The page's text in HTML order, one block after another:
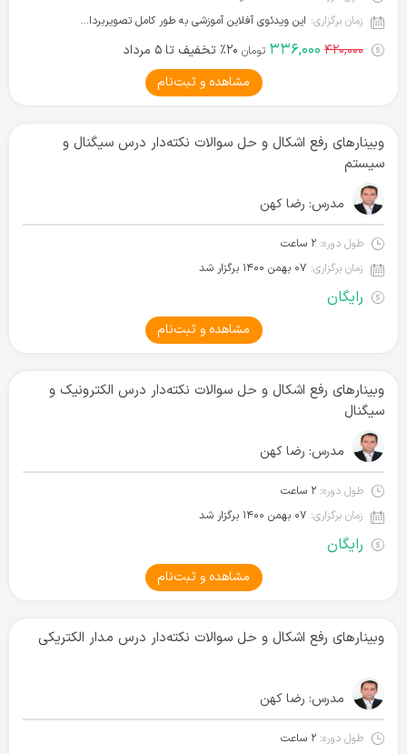
زمان برگزاری:
این ویدئوی آفلاین آموزشی به طور کامل تصویربرداری شده و آماده دانلود است.
۴۲۰,۰۰۰ ۳۳۶,۰۰۰ تومان ۲۰٪ تخفیف تا ۵ مرداد
مشاهده و ثبت‌نام
وبینارهای رفع اشکال و حل سوالات نکته‌دار درس سیگنال و
سیستم
مدرس: رضا کهن
طول دوره: ۲ ساعت
زمان برگزاری: ۰۷ بهمن ۱۴۰۰ برگزار شد
رایگان
مشاهده و ثبت‌نام
وبینارهای رفع اشکال و حل سوالات نکته‌دار درس الکترونیک و
سیگنال
مدرس: رضا کهن
طول دوره: ۲ ساعت
زمان برگزاری: ۰۷ بهمن ۱۴۰۰ برگزار شد
رایگان
مشاهده و ثبت‌نام
وبینارهای رفع اشکال و حل سوالات نکته‌دار درس مدار الکتریکی
مدرس: رضا کهن
طول دوره: ۲ ساعت